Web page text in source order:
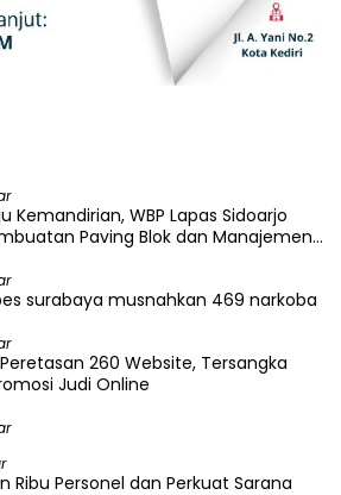
Kemandirian, WBP Lapas Sidoarjo
Paving Blok dan Manajemen
surabaya musnahkan 469 narkoba
260 Website, Tersangka
Judi Online
Ribu Personel dan Perkuat Sarana